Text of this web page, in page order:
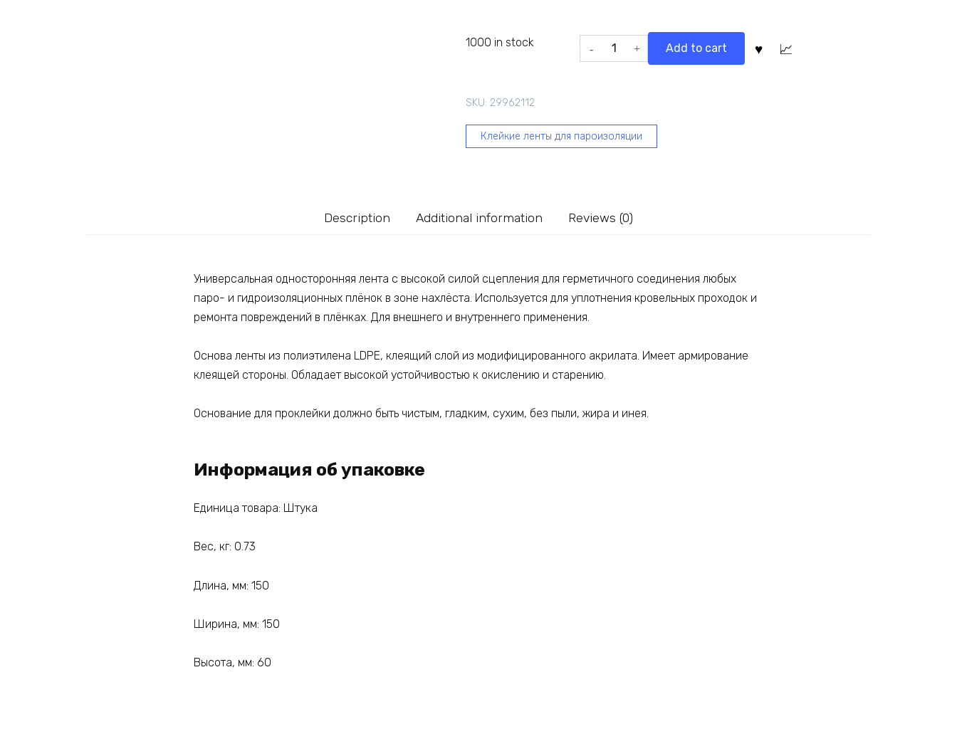
1000 in stock
Универсальная
односторонняя
с
высокой
band
quantity
Add to cart
SKU: 29962112
Клейкие ленты для пароизоляции
Description Additional information Reviews (0)
Универсальная односторонняя лента с высокой силой сцепления для герметичного соединения любых
паро- и гидроизоляционных плёнок в зоне нахлёста. Используется для уплотнения кровельных проходок и
ремонта повреждений в плёнках. Для внешнего и внутреннего применения.
Основа ленты из полиэтилена LDPE, клеящий слой из модифицированного акрилата. Имеет армирование
клеящей стороны. Обладает высокой устойчивостью к окислению и старению.
Основание для проклейки должно быть чистым, гладким, сухим, без пыли, жира и инея.
Информация об упаковке
Единица товара: Штука
Вес, кг: 0.73
Длина, мм: 150
Ширина, мм: 150
Высота, мм: 60